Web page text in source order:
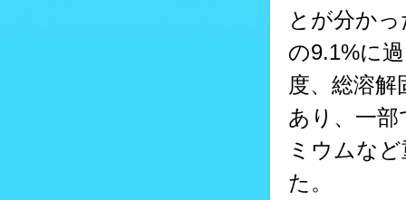
とが分か
の9.1%に
度、総溶
あり、一
ミウムな
た。